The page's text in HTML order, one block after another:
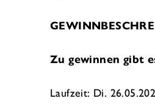
Zu gewinnen gibt
Laufzeit: Di.